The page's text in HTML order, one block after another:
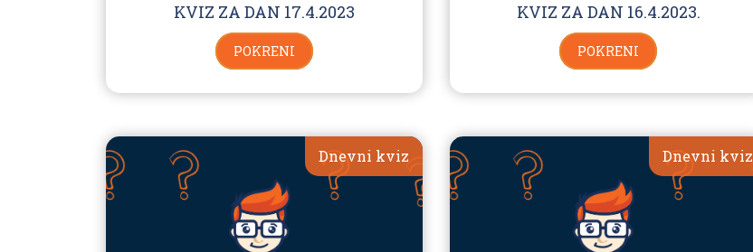
KVIZ ZA DAN 17.4.2023
POKRENI
KVIZ ZA DAN 16.4.2023.
POKRENI
Dnevni kviz Dnevni kviz